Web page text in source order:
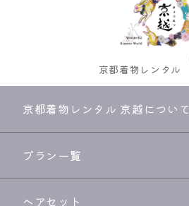
京都着物レンタル
京都着物レンタル 京越について
プラン一覧
ヘアセット